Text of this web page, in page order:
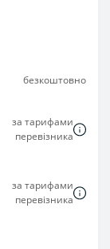
безкоштовно
за тарифами
перевізника
за тарифами
перевізника